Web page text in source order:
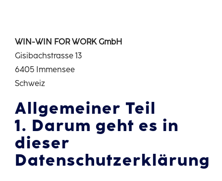
WIN-WIN FOR WORK GmbH
Gisibachstrasse 13
6405 Immensee
Schweiz
Allgemeiner Teil
1. Darum geht es in
dieser
Datenschutzerklärung